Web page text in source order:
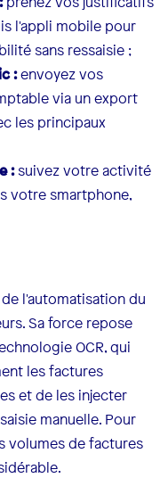
l'appli mobile pour
sans ressaisie ;
:envoyez vos
via un export
les principaux
:suivez votre activité
votre smartphone,
l'automatisation du
Sa force repose
OCR, qui
les factures
et de les injecter
manuelle. Pour
volumes de factures